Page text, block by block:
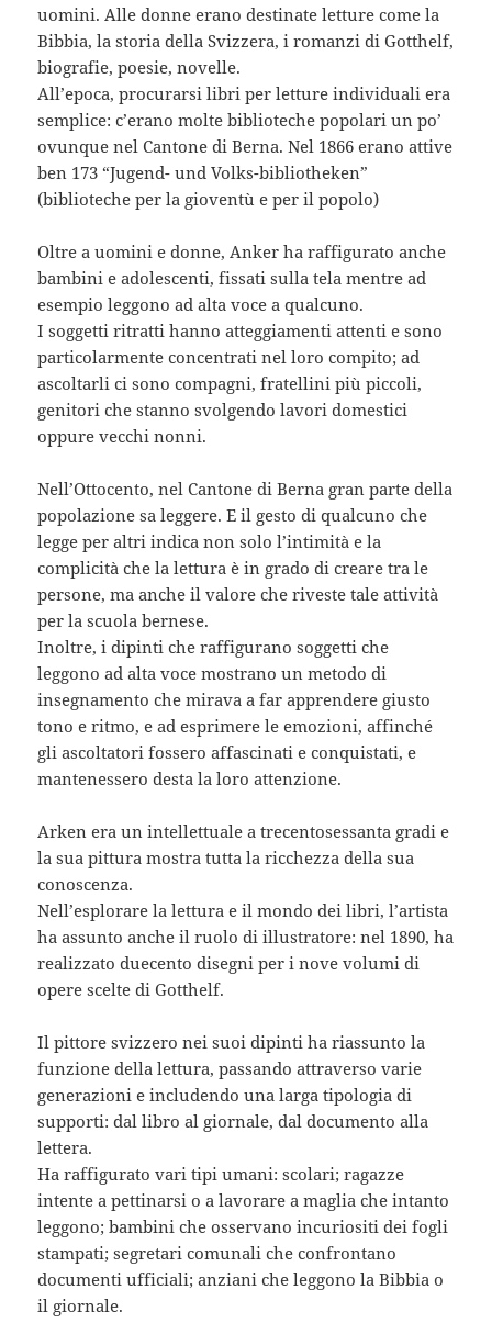
uomini. Alle donne erano destinate letture come la
Bibbia, la storia della Svizzera, i romanzi di Gotthelf,
biografie, poesie, novelle.
All’epoca, procurarsi libri per letture individuali era
semplice: c’erano molte biblioteche popolari un po’
ovunque nel Cantone di Berna. Nel 1866 erano attive
ben 173 “Jugend- und Volks-bibliotheken”
(biblioteche per la gioventù e per il popolo)
Oltre a uomini e donne, Anker ha raffigurato anche
bambini e adolescenti, fissati sulla tela mentre ad
esempio leggono ad alta voce a qualcuno.
I soggetti ritratti hanno atteggiamenti attenti e sono
particolarmente concentrati nel loro compito; ad
ascoltarli ci sono compagni, fratellini più piccoli,
genitori che stanno svolgendo lavori domestici
oppure vecchi nonni.
Nell’Ottocento, nel Cantone di Berna gran parte della
popolazione sa leggere. E il gesto di qualcuno che
legge per altri indica non solo l’intimità e la
complicità che la lettura è in grado di creare tra le
persone, ma anche il valore che riveste tale attività
per la scuola bernese.
Inoltre, i dipinti che raffigurano soggetti che
leggono ad alta voce mostrano un metodo di
insegnamento che mirava a far apprendere giusto
tono e ritmo, e ad esprimere le emozioni, affinché
gli ascoltatori fossero affascinati e conquistati, e
mantenessero desta la loro attenzione.
Arken era un intellettuale a trecentosessanta gradi e
la sua pittura mostra tutta la ricchezza della sua
conoscenza.
Nell’esplorare la lettura e il mondo dei libri, l’artista
ha assunto anche il ruolo di illustratore: nel 1890, ha
realizzato duecento disegni per i nove volumi di
opere scelte di Gotthelf.
Il pittore svizzero nei suoi dipinti ha riassunto la
funzione della lettura, passando attraverso varie
generazioni e includendo una larga tipologia di
supporti: dal libro al giornale, dal documento alla
lettera.
Ha raffigurato vari tipi umani: scolari; ragazze
intente a pettinarsi o a lavorare a maglia che intanto
leggono; bambini che osservano incuriositi dei fogli
stampati; segretari comunali che confrontano
documenti ufficiali; anziani che leggono la Bibbia o
il giornale.